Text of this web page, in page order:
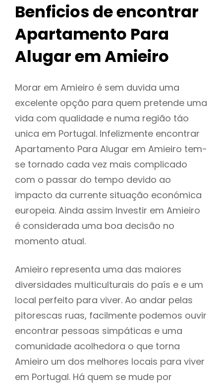
Benficios de encontrar
Apartamento Para
Alugar em Amieiro
Morar em Amieiro é sem duvida uma
excelente opção para quem pretende uma
vida com qualidade e numa região táo
unica em Portugal. Infelizmente encontrar
Apartamento Para Alugar em Amieiro tem-
se tornado cada vez mais complicado
com o passar do tempo devido ao
impacto da currente situação económica
europeia. Ainda assim Investir em Amieiro
é considerada uma boa decisão no
momento atual.
Amieiro representa uma das maiores
diversidades multiculturais do país e e um
local perfeito para viver. Ao andar pelas
pitorescas ruas, facilmente podemos ouvir
encontrar pessoas simpáticas e uma
comunidade acolhedora o que torna
Amieiro um dos melhores locais para viver
em Portugal. Há quem se mude por